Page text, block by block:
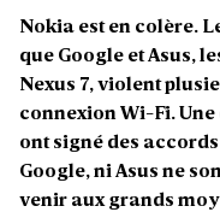
Nokia est en colère.
que Google et Asus,
Nexus 7, violent
connexion Wi-Fi.
ont signé des
Google, ni Asus ne
venir aux grands